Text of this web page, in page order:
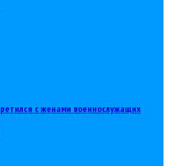
с женами военнослужащих